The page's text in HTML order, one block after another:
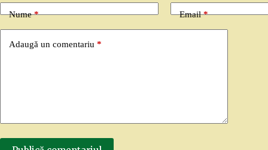
Nume* Email*
Adaugă un comentariu *